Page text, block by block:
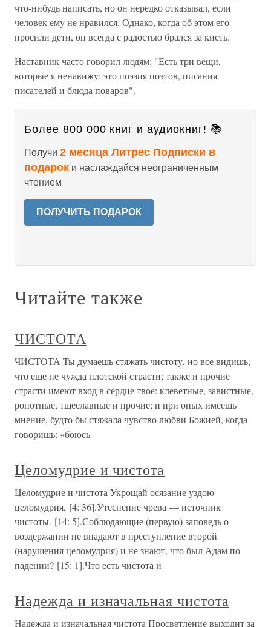
что-нибудь написать, но он нередко отказывал, если
человек ему не нравился. Однако, когда об этом его
просили дети, он всегда с радостью брался за кисть.
Наставник часто говорил людям: "Есть три вещи,
которые я ненавижу: это поэзия поэтов, писания
писателей и блюда поваров".
Более 800 000 книг и аудиокниг! 📚
Получи 2 месяца Литрес Подписки в
подарок и наслаждайся неограниченным
чтением
ПОЛУЧИТЬ ПОДАРОК
Читайте также
ЧИСТОТА
ЧИСТОТА Ты думаешь стяжать чистоту, но все видишь,
что еще не чужда плотской страсти; также и прочие
страсти имеют вход в сердце твое: клеветные, завистные,
ропотные, тщеславные и прочие; и при оных имеешь
мнение, будто бы стяжала чувство любви Божией, когда
говоришь: «боюсь
Целомудрие и чистота
Целомудрие и чистота Укрощай осязание уздою
целомудрия, [4: 36].Утеснение чрева — источник
чистоты. [14: 5].Соблюдающие (первую) заповедь о
воздержании не впадают в преступление второй
(нарушения целомудрия) и не знают, что был Адам по
падении? [15: 1].Что есть чистота и
Надежда и изначальная чистота
Надежда и изначальная чистота Просветление выходит за